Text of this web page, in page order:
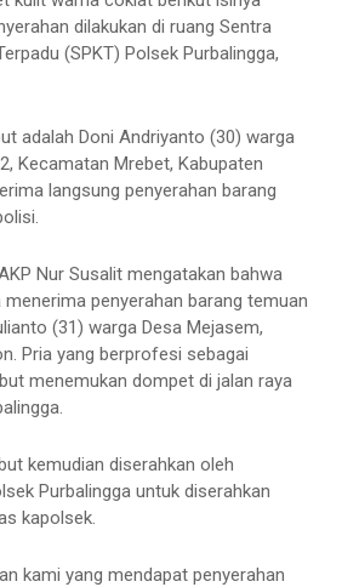
dilakukan di ruang Sentra
(SPKT) Polsek Purbalingga,
adalah Doni Andriyanto (30) warga
Kecamatan Mrebet, Kabupaten
langsung penyerahan barang
Nur Susalit mengatakan bahwa
penyerahan barang temuan
(31) warga Desa Mejasem,
Pria yang berprofesi sebagai
menemukan dompet di jalan raya
kemudian diserahkan oleh
Purbalingga untuk diserahkan
kapolsek.
kami yang mendapat penyerahan